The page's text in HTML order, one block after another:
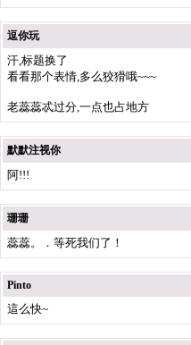
逗你玩
汗,标题换了
看看那个表情,多么狡猾哦~~~
老蕊蕊忒过分,一点也占地方
默默注视你
阿!!!
珊珊
蕊蕊。．等死我们了！
Pinto
這么快~